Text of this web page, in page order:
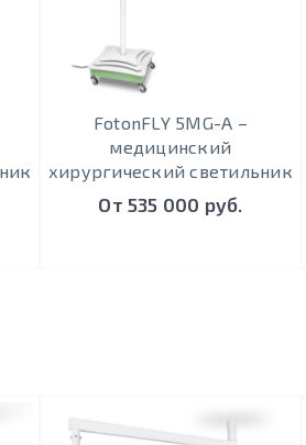
FotonFLY 5MG-А –
медицинский
хирургический светильник
От 535 000 руб.